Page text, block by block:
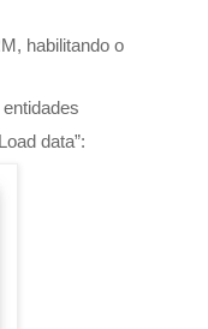
habilitando o
data”: